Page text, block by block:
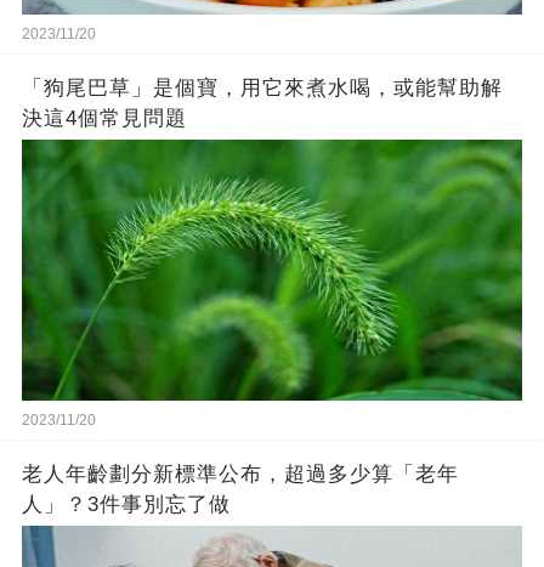
2023/11/20
「狗尾巴草」是個寶，用它來煮水喝，或能幫助解
決這4個常見問題
2023/11/20
老人年齡劃分新標準公布，超過多少算「老年
人」？3件事別忘了做